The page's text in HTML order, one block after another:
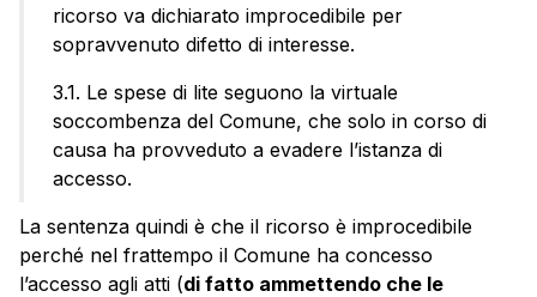
ricorso va dichiarato improcedibile per
sopravvenuto difetto di interesse.
3.1. Le spese di lite seguono la virtuale
soccombenza del Comune, che solo in corso di
causa ha provveduto a evadere l’istanza di
accesso.
La sentenza quindi è che il ricorso è improcedibile
perché nel frattempo il Comune ha concesso
l’accesso agli atti (di fatto ammettendo che le